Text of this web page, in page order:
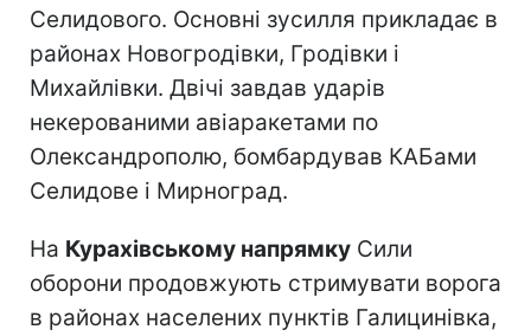
Селидового. Основні зусилля прикладає в
районах Новогродівки, Гродівки і
Михайлівки. Двічі завдав ударів
некерованими авіаракетами по
Олександрополю, бомбардував КАБами
Селидове і Мирноград.
На Курахівському напрямку Сили
оборони продовжують стримувати ворога
в районах населених пунктів Галицинівка,